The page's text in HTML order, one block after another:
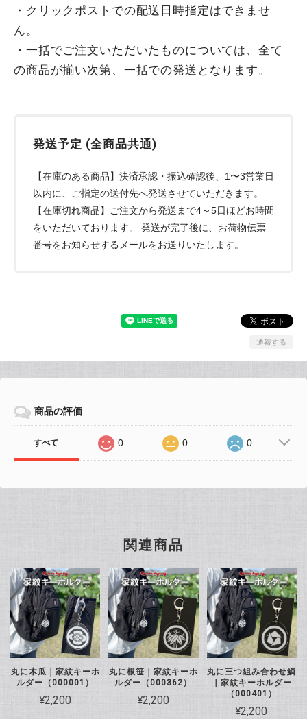
・クリックポストでの配送日時指定はできませ
ん。
・一括でご注文いただいたものについては、全て
の商品が揃い次第、一括での発送となります。
発送予定 (全商品共通)
【在庫のある商品】決済承認・振込確認後、1〜3営業日
以内に、ご指定の送付先へ発送させていただきます。
【在庫切れ商品】ご注文から発送まで4～5日ほどお時間
をいただいております。 発送が完了後に、お荷物伝票
番号をお知らせするメールをお送りいたします。
通報する
商品の評価
すべて 0 0 0
関連商品
丸に木瓜｜家紋キーホ
ルダー（000001）
¥2,200
丸に根笹｜家紋キーホ
ルダー（000362）
¥2,200
丸に三つ組み合わせ鱗
｜家紋キーホルダー
（000401）
¥2,200